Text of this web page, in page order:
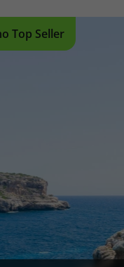
Top Seller